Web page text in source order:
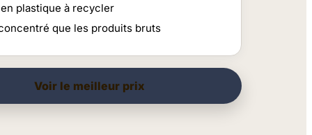
plastique à recycler
que les produits bruts
Voir le meilleur prix